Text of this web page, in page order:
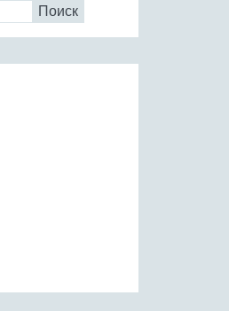
Поиск